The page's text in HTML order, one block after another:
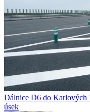
Dálnice D6 do Karlových
úsek